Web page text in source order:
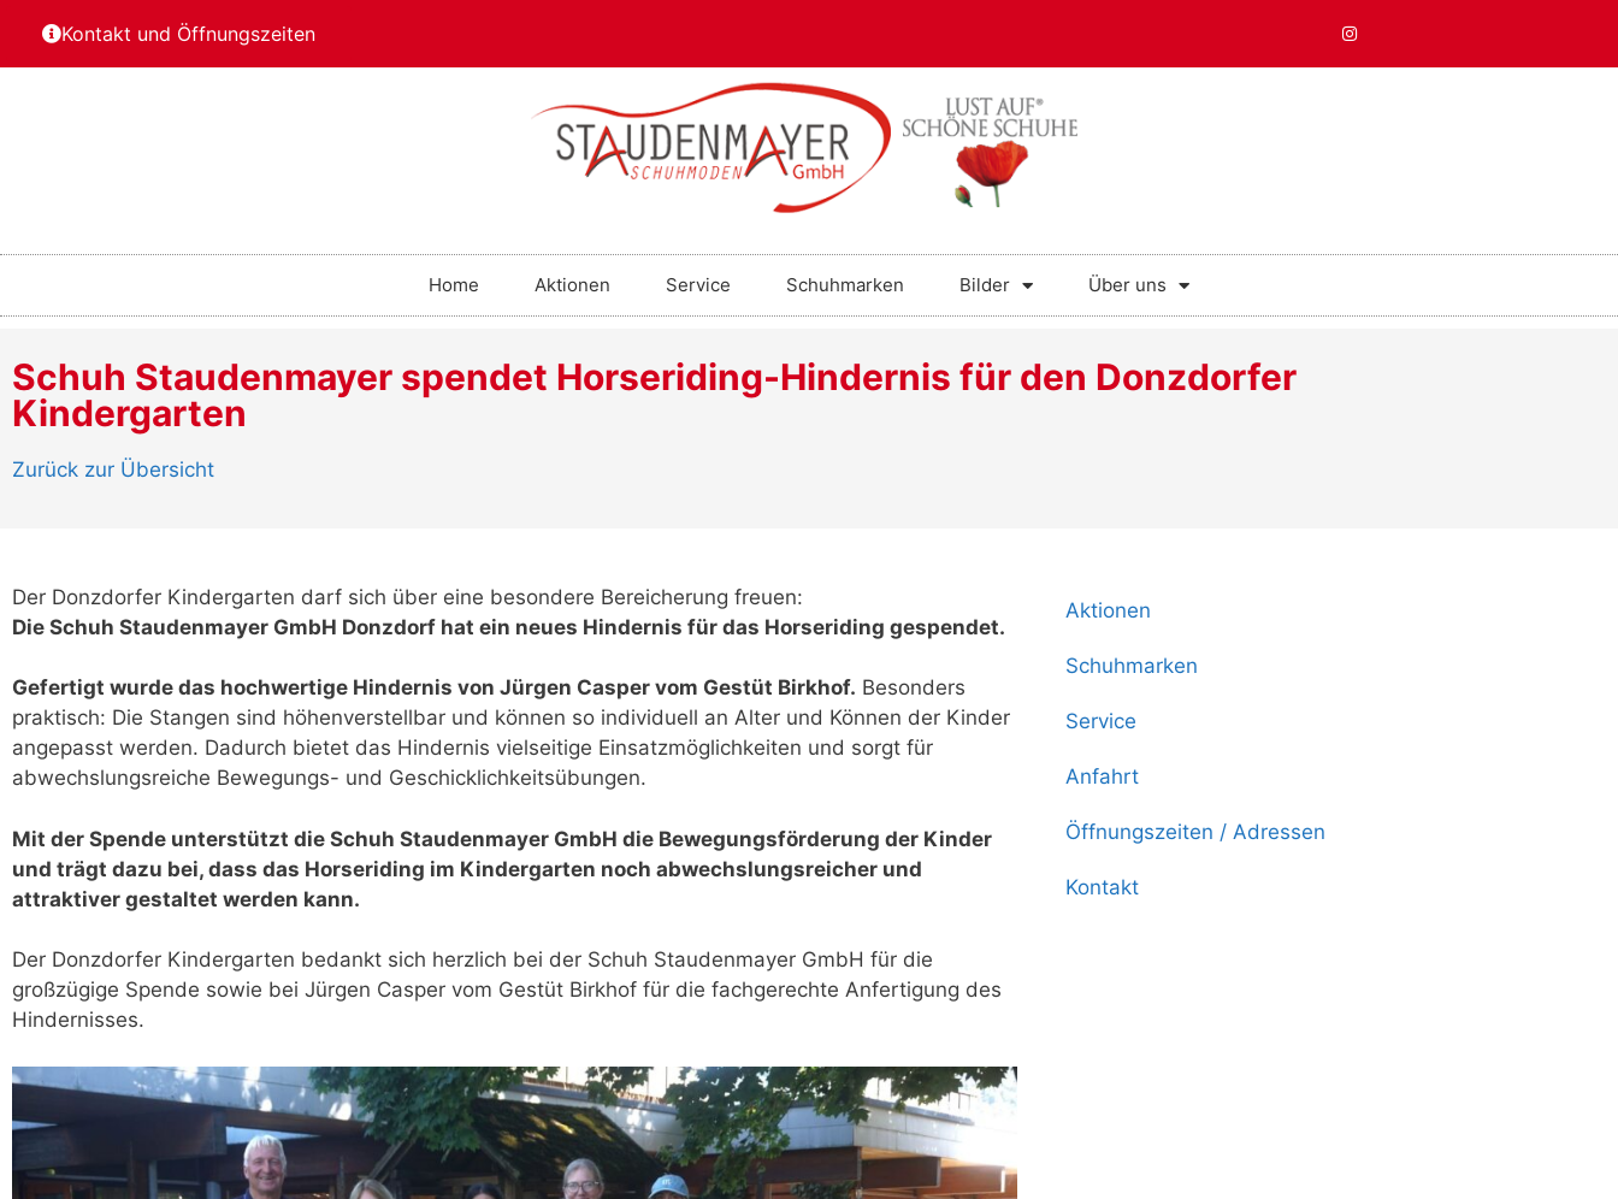
Kontakt und Öffnungszeiten
Home Aktionen Service Schuhmarken Bilder Über uns
Schuh Staudenmayer spendet Horseriding-Hindernis für den Donzdorfer
Kindergarten
Zurück zur Übersicht
Der Donzdorfer Kindergarten darf sich über eine besondere Bereicherung freuen:
Die Schuh Staudenmayer GmbH Donzdorf hat ein neues Hindernis für das Horseriding gespendet.
Gefertigt wurde das hochwertige Hindernis von Jürgen Casper vom Gestüt Birkhof. Besonders
praktisch: Die Stangen sind höhenverstellbar und können so individuell an Alter und Können der Kinder
angepasst werden. Dadurch bietet das Hindernis vielseitige Einsatzmöglichkeiten und sorgt für
abwechslungsreiche Bewegungs- und Geschicklichkeitsübungen.
Mit der Spende unterstützt die Schuh Staudenmayer GmbH die Bewegungsförderung der Kinder
und trägt dazu bei, dass das Horseriding im Kindergarten noch abwechslungsreicher und
attraktiver gestaltet werden kann.
Der Donzdorfer Kindergarten bedankt sich herzlich bei der Schuh Staudenmayer GmbH für die
großzügige Spende sowie bei Jürgen Casper vom Gestüt Birkhof für die fachgerechte Anfertigung des
Hindernisses.
Aktionen
Schuhmarken
Service
Anfahrt
Öffnungszeiten / Adressen
Kontakt